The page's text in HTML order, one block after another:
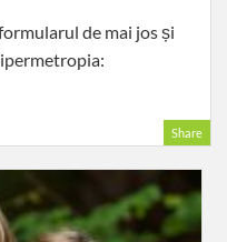
de mai jos și
Share